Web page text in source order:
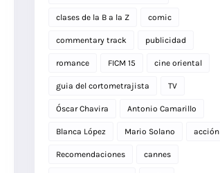
clases de la B a la Z comic
commentary track publicidad
romance FICM 15 cine oriental
guia del cortometrajista TV
Óscar Chavira Antonio Camarillo
Blanca López Mario Solano acción
Recomendaciones cannes